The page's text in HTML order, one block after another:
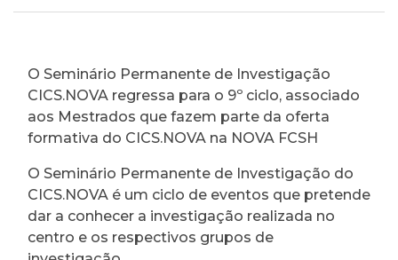
O Seminário Permanente de Investigação
CICS.NOVA regressa para o 9º ciclo, associado
aos Mestrados que fazem parte da oferta
formativa do CICS.NOVA na NOVA FCSH
O Seminário Permanente de Investigação do
CICS.NOVA é um ciclo de eventos que pretende
dar a conhecer a investigação realizada no
centro e os respectivos grupos de